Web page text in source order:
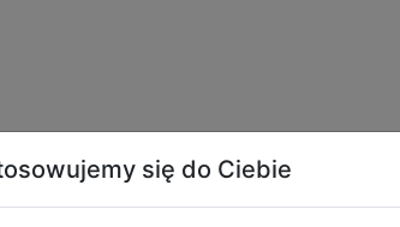
się do Ciebie